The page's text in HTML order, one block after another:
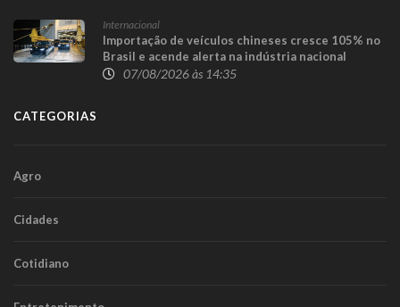
Internacional
Importação de veículos chineses cresce 105% no
Brasil e acende alerta na indústria nacional
07/08/2026 às 14:35
CATEGORIAS
Agro
Cidades
Cotidiano